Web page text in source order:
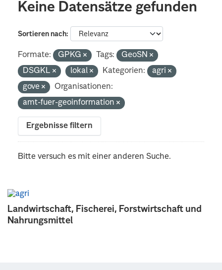
Landwirtschaft, Fischerei, Forstwirtschaft und
Nahrungsmittel
Keine Datensätze gefunden
Sortieren nach
Formate: GPKG Tags:
GeoSN
DSGKL
lokal Kategorien:
agri
gove
Organisationen:
amt-fuer-geoinformation
Ergebnisse filtern
Bitte versuch es mit einer anderen Suche.